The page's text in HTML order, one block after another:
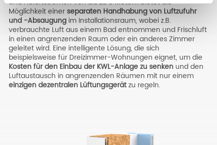
Möglichkeit einerseparaten Handhabung von Luftzufuhr
und -Absaugung im Installationsraum, wobei z.B.
verbrauchte Luft aus einem Bad entnommen und Frischluft
in einen angrenzenden Raum oder ein anderes Zimmer
geleitet wird. Eine intelligente Lösung, die sich
beispielsweise für Dreizimmer-Wohnungen eignet, um die
Kosten für den Einbau der KWL-Anlage zu senkenund den
Luftaustausch in angrenzenden Räumen mit nur einem
einzigen dezentralen Lüftungsgerätzu regeln.